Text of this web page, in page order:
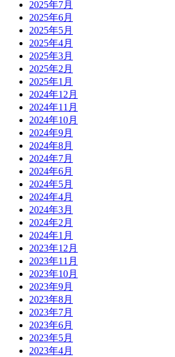
2025年7月
2025年6月
2025年5月
2025年4月
2025年3月
2025年2月
2025年1月
2024年12月
2024年11月
2024年10月
2024年9月
2024年8月
2024年7月
2024年6月
2024年5月
2024年4月
2024年3月
2024年2月
2024年1月
2023年12月
2023年11月
2023年10月
2023年9月
2023年8月
2023年7月
2023年6月
2023年5月
2023年4月